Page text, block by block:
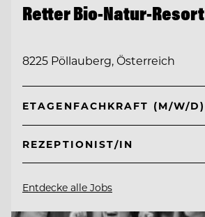
Retter Bio-Natur-Resort
8225 Pöllauberg, Österreich
ETAGENFACHKRAFT (M/W/D)
REZEPTIONIST/IN
Entdecke alle Jobs